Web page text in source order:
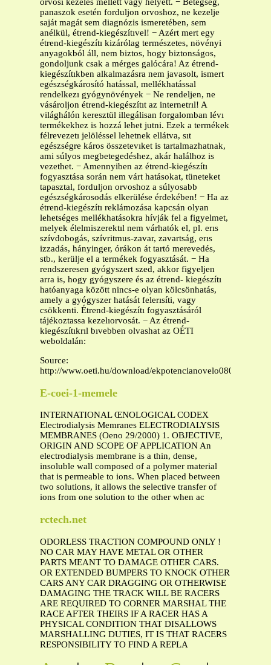
orvosi kezelés mellett vagy helyett. − Betegség,
panaszok esetén forduljon orvoshoz, ne kezelje
saját magát sem diagnózis ismeretében, sem
anélkül, étrend-kiegészítıvel! − Azért mert egy
étrend-kiegészítı kizárólag természetes, növényi
anyagokból áll, nem biztos, hogy biztonságos,
gondoljunk csak a mérges galócára! Az étrend-
kiegészítıkben alkalmazásra nem javasolt, ismert
egészségkárosító hatással, mellékhatással
rendelkezı gyógynövények − Ne rendeljen, ne
vásároljon étrend-kiegészítıt az internetrıl! A
világhálón keresztül illegálisan forgalomban lévı
termékekhez is hozzá lehet jutni. Ezek a termékek
félrevezetı jelöléssel lehetnek ellátva, sıt
egészségre káros összetevıket is tartalmazhatnak,
ami súlyos megbetegedéshez, akár halálhoz is
vezethet. − Amennyiben az étrend-kiegészítı
fogyasztása során nem várt hatásokat, tüneteket
tapasztal, forduljon orvoshoz a súlyosabb
egészségkárosodás elkerülése érdekében! − Ha az
étrend-kiegészítı reklámozása kapcsán olyan
lehetséges mellékhatásokra hívják fel a figyelmet,
melyek élelmiszerektıl nem várhatók el, pl. erıs
szívdobogás, szívritmus-zavar, zavartság, erıs
izzadás, hányinger, órákon át tartó merevedés,
stb., kerülje el a termékek fogyasztását. − Ha
rendszeresen gyógyszert szed, akkor figyeljen
arra is, hogy gyógyszere és az étrend- kiegészítı
hatóanyaga között nincs-e olyan kölcsönhatás,
amely a gyógyszer hatását felerısíti, vagy
csökkenti. Étrend-kiegészítı fogyasztásáról
tájékoztassa kezelıorvosát. − Az étrend-
kiegészítıkrıl bıvebben olvashat az OÉTI
weboldalán:
Source:
http://www.oeti.hu/download/ekpotencianovelo0809.pdf
E-coei-1-memele
INTERNATIONAL ŒNOLOGICAL CODEX
Electrodialysis Memranes ELECTRODIALYSIS
MEMBRANES (Oeno 29/2000) 1. OBJECTIVE,
ORIGIN AND SCOPE OF APPLICATION An
electrodialysis membrane is a thin, dense,
insoluble wall composed of a polymer material
that is permeable to ions. When placed between
two solutions, it allows the selective transfer of
ions from one solution to the other when ac
rctech.net
ODORLESS TRACTION COMPOUND ONLY !
NO CAR MAY HAVE METAL OR OTHER
PARTS MEANT TO DAMAGE OTHER CARS.
OR EXTENDED BUMPERS TO KNOCK OTHER
CARS ANY CAR DRAGGING OR OTHERWISE
DAMAGING THE TRACK WILL BE RACERS
ARE REQUIRED TO CORNER MARSHAL THE
RACE AFTER THEIRS IF A RACER HAS A
PHYSICAL CONDITION THAT DISALLOWS
MARSHALLING DUTIES, IT IS THAT RACERS
RESPONSIBILITY TO FIND A REPLA